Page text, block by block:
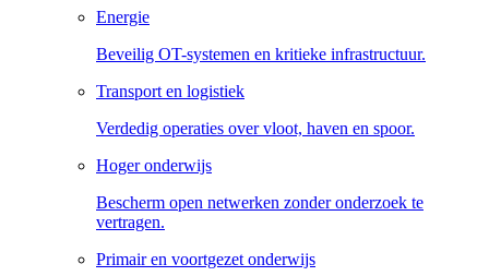
Energie
Beveilig OT-systemen en kritieke infrastructuur.
Transport en logistiek
Verdedig operaties over vloot, haven en spoor.
Hoger onderwijs
Bescherm open netwerken zonder onderzoek te
vertragen.
Primair en voortgezet onderwijs